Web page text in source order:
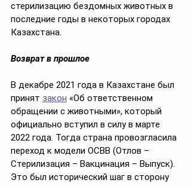
стерилизацию бездомных животных в
последние годы в некоторых городах
Казахстана.
Возврат в прошлое
В декабре 2021 года в Казахстане был
принят закон «Об ответственном
обращении с животными», который
официально вступил в силу в марте
2022 года. Тогда страна провозгласила
переход к модели ОСВВ (Отлов –
Стерилизация – Вакцинация – Выпуск).
Это был исторический шаг в сторону